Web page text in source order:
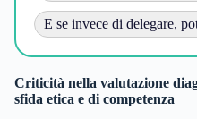
E se invece di delegare,
Criticità nella valutazione
sfida etica e di competenza